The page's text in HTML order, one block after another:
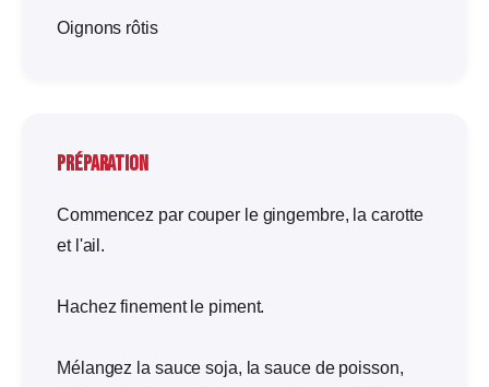
Oignons rôtis
Préparation
Commencez par couper le gingembre, la carotte
et l'ail.
Hachez finement le piment.
Mélangez la sauce soja, la sauce de poisson,